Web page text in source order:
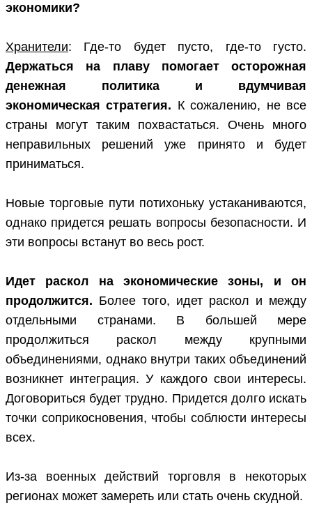
экономики?
Хранители: Где-то будет пусто, где-то густо.
Держаться на плаву помогает осторожная
денежная политика и вдумчивая
экономическая стратегия. К сожалению, не все
страны могут таким похвастаться. Очень много
неправильных решений уже принято и будет
приниматься.
Новые торговые пути потихоньку устаканиваются,
однако придется решать вопросы безопасности. И
эти вопросы встанут во весь рост.
Идет раскол на экономические зоны, и он
продолжится. Более того, идет раскол и между
отдельными странами. В большей мере
продолжиться раскол между крупными
объединениями, однако внутри таких объединений
возникнет интеграция. У каждого свои интересы.
Договориться будет трудно. Придется долго искать
точки соприкосновения, чтобы соблюсти интересы
всех.
Из-за военных действий торговля в некоторых
регионах может замереть или стать очень скудной.